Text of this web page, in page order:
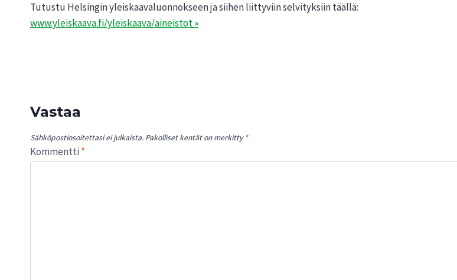
Tutustu Helsingin yleiskaavaluonnokseen ja siihen liittyviin selvityksiin täällä:
www.yleiskaava.fi/yleiskaava/aineistot »
Vastaa
Sähköpostiosoitettasi ei julkaista. Pakolliset kentät on merkitty *
Kommentti *